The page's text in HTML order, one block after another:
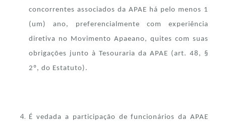
concorrentes associados da APAE há pelo menos 1
(um) ano, preferencialmente com experiência
diretiva no Movimento Apaeano, quites com suas
obrigações junto à Tesouraria da APAE (art. 48, §
2º, do Estatuto).
É vedada a participação de funcionários da APAE